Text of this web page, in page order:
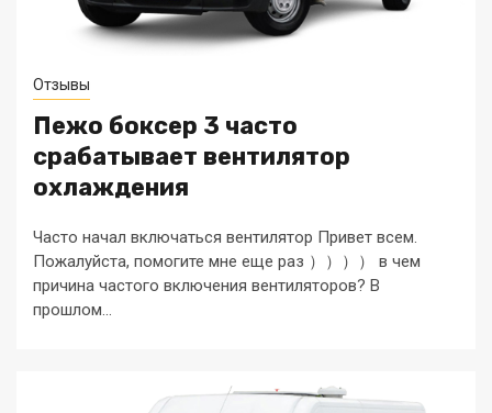
Отзывы
Пежо боксер 3 часто
срабатывает вентилятор
охлаждения
Часто начал включаться вентилятор Привет всем.
Пожалуйста, помогите мне еще раз ）））） в чем
причина частого включения вентиляторов? В
прошлом...